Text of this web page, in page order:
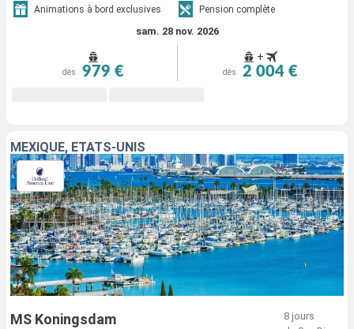
Animations à bord exclusives
Pension complète
sam. 28 nov. 2026
dès 979 €
+
dès 2 004 €
MEXIQUE, ÉTATS-UNIS
MS Koningsdam
8 jours